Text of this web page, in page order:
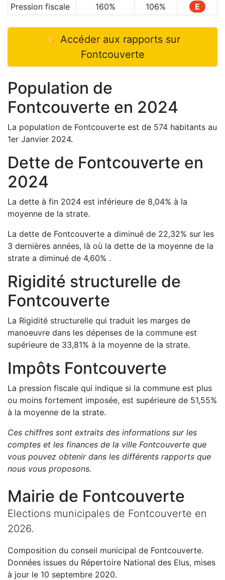
Pression fiscale 160% 106% E
👉 Accéder aux rapports sur
Fontcouverte
Population de
Fontcouverte en 2024
La population de Fontcouverte est de 574 habitants au
1er Janvier 2024.
Dette de Fontcouverte en
2024
La dette à fin 2024 est inférieure de 8,04% à la
moyenne de la strate.
La dette de Fontcouverte a diminué de 22,32% sur les
3 dernières années, là où la dette de la moyenne de la
strate a diminué de 4,60% .
Rigidité structurelle de
Fontcouverte
La Rigidité structurelle qui traduit les marges de
manoeuvre dans les dépenses de la commune est
supérieure de 33,81% à la moyenne de la strate.
Impôts Fontcouverte
La pression fiscale qui indique si la commune est plus
ou moins fortement imposée, est supérieure de 51,55%
à la moyenne de la strate.
Ces chiffres sont extraits des informations sur les
comptes et les finances de la ville Fontcouverte que
vous pouvez obtenir dans les différents rapports que
nous vous proposons.
Mairie de Fontcouverte
Elections municipales de Fontcouverte en
2026.
Composition du conseil municipal de Fontcouverte.
Données issues du Répertoire National des Elus, mises
à jour le 10 septembre 2020.